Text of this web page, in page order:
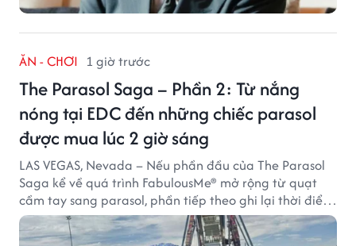
ĂN - CHƠI 1 giờ trước
The Parasol Saga – Phần 2: Từ nắng
nóng tại EDC đến những chiếc parasol
được mua lúc 2 giờ sáng
LAS VEGAS, Nevada – Nếu phần đầu của The Parasol
Saga kể về quá trình FabulousMe® mở rộng từ quạt
cầm tay sang parasol, phần tiếp theo ghi lại thời điểm
sản phẩm được thị trường đón nhận và dần vượt khỏi
công năng che nắng thông thường.